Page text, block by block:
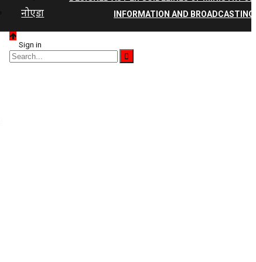
नोएडा
INFORMATION AND BROADCASTING
Sign in